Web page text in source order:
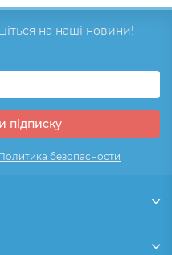
на наші новини!
підписку
безопасности